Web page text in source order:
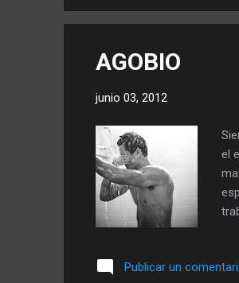
AGOBIO
junio 03, 2012
el
el
Publicar un